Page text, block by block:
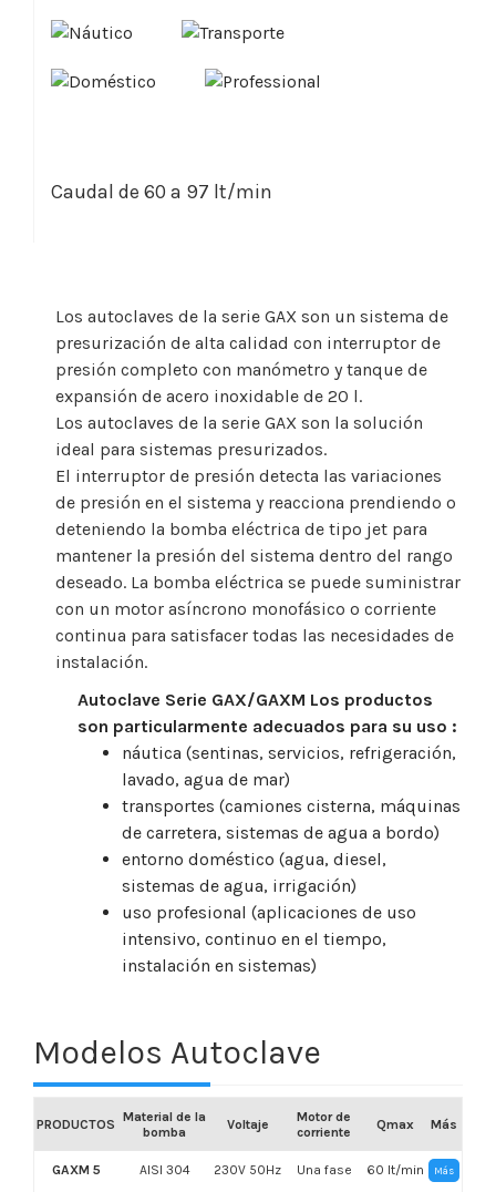
Caudal de 60 a 97 lt/min
Los autoclaves de la serie GAX son un sistema de
presurización de alta calidad con interruptor de
presión completo con manómetro y tanque de
expansión de acero inoxidable de 20 l.
Los autoclaves de la serie GAX son la solución
ideal para sistemas presurizados.
El interruptor de presión detecta las variaciones
de presión en el sistema y reacciona prendiendo o
deteniendo la bomba eléctrica de tipo jet para
mantener la presión del sistema dentro del rango
deseado. La bomba eléctrica se puede suministrar
con un motor asíncrono monofásico o corriente
continua para satisfacer todas las necesidades de
instalación.
Autoclave Serie GAX/GAXM Los productos
son particularmente adecuados para su uso :
náutica (sentinas, servicios, refrigeración,
lavado, agua de mar)
transportes (camiones cisterna, máquinas
de carretera, sistemas de agua a bordo)
entorno doméstico (agua, diesel,
sistemas de agua, irrigación)
uso profesional (aplicaciones de uso
intensivo, continuo en el tiempo,
instalación en sistemas)
Modelos Autoclave
PRODUCTOS Material de la
bomba
Voltaje
Motor de
corriente
Qmax Más
GAXM 5 AISI 304 230V 50Hz Una fase 60 lt/min Más